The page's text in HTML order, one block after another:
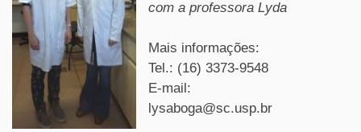
com a professora Lyda
Mais informações:
Tel.: (16) 3373-9548
E-mail:
lysaboga@sc.usp.br